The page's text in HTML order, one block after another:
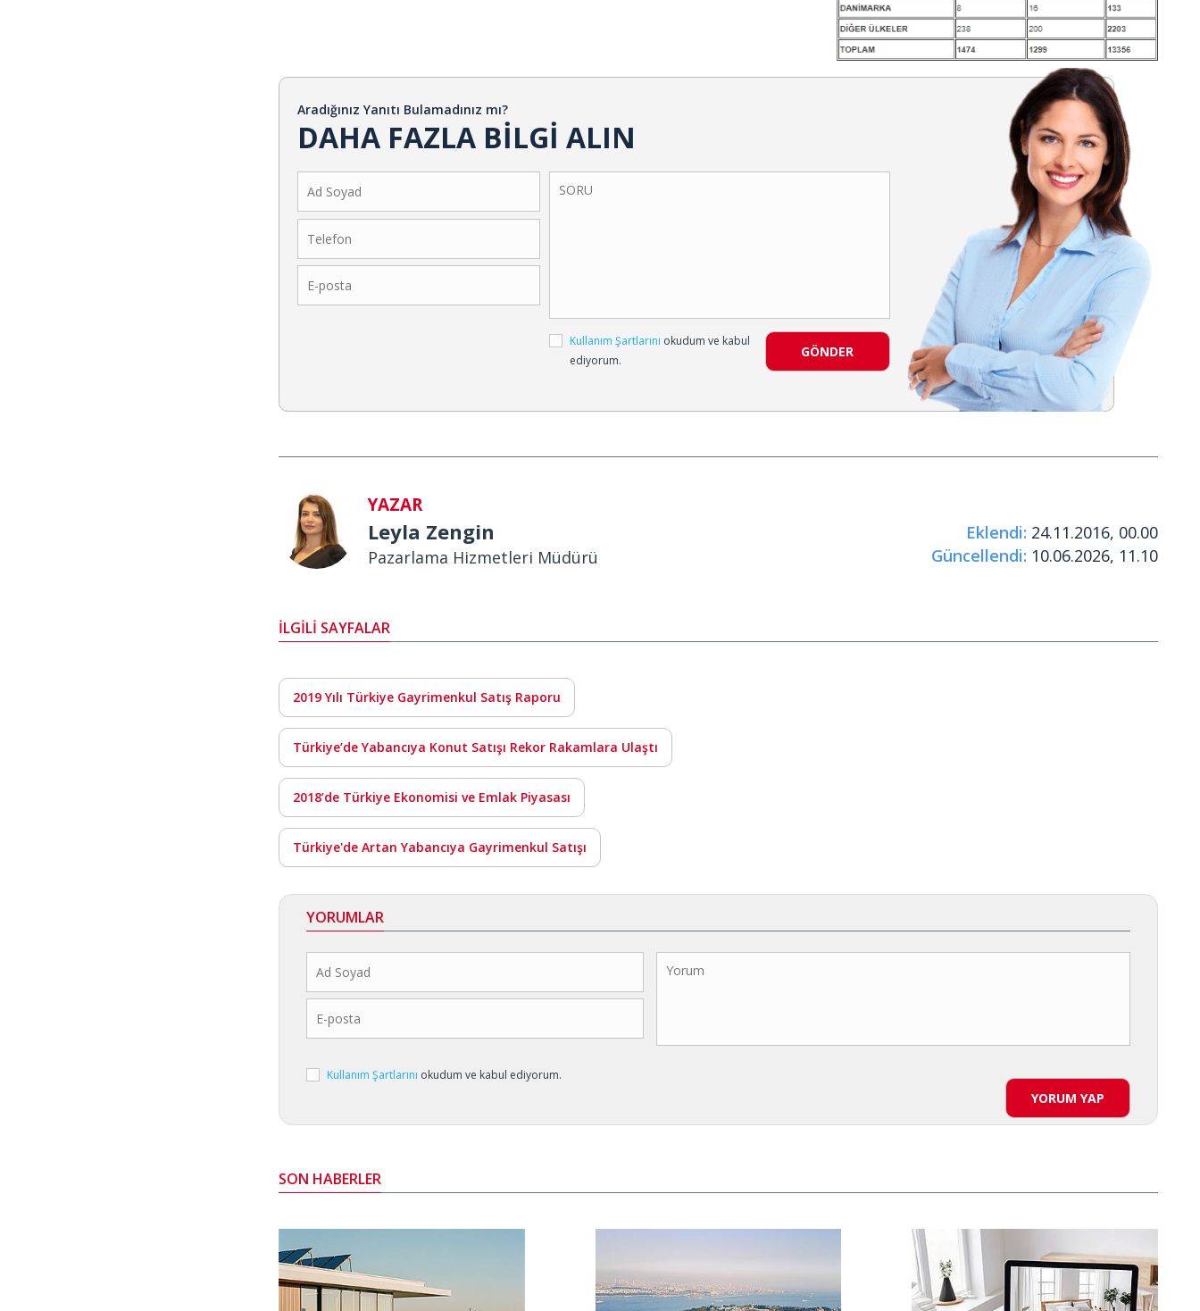
Aradığınız Yanıtı Bulamadınız mı?
DAHA FAZLA BİLGİ ALIN
Kullanım Şartlarını okudum ve kabul
ediyorum.
GÖNDER
YAZAR
Leyla Zengin
Pazarlama Hizmetleri Müdürü
Eklendi: 24.11.2016, 00.00
Güncellendi: 10.06.2026, 11.10
İLGİLİ SAYFALAR
2019 Yılı Türkiye Gayrimenkul Satış Raporu
Türkiye’de Yabancıya Konut Satışı Rekor Rakamlara Ulaştı
2018’de Türkiye Ekonomisi ve Emlak Piyasası
Türkiye'de Artan Yabancıya Gayrimenkul Satışı
YORUMLAR
Kullanım Şartlarını okudum ve kabul ediyorum.
YORUM YAP
SON HABERLER